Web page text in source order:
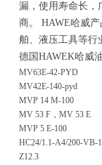
漏，使用寿命长，
商。
HAWE哈威
舶、液压工具等行
德国HAWEK哈威
MV63E-42-PYD
MV42E-140-pyd
MVP 14 M-100
MV 53 F，MV 53 E
MVP 5 E-100
HC24/1.1-A4/200-VB-
Z12.3